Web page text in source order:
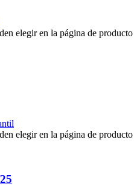
elegir en la página de producto
elegir en la página de producto